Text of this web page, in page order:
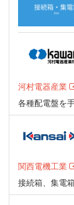
河村電器産業
各種配電盤を
関西電機工業
接続箱、集電